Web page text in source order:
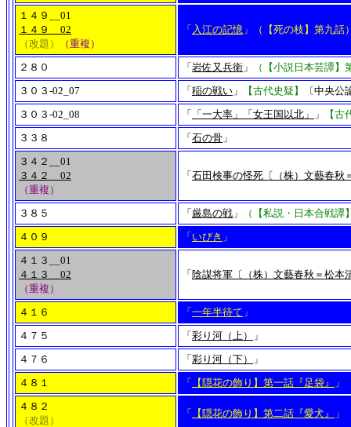
１４９__01
１４９__02
（改題）
（重複）
「 入江の記憶 」（【死の枝】第九
２８０ 「 岩佐又兵衛 」
（【小説日本芸譚】
３０３-02_07
「 稲の戦い 」 【古代史疑】
〔中央
３０３-02_08
「 「一大率」「女王国以北」 」
【古
３３８
「 石の骨 」
３４２__01
３４２__02
（重複）
「 石田検事の怪死〔（株）文藝春秋
３８５ 「 厳島の戦 」
（【私説・日本合戦譚
４０９
「 いびき 」
４１３__01
４１３__02
（重複）
「 陰謀将軍〔（株）文藝春秋＝松本
４１６ 「 一年半待て 」
４７５
「 彩り河（上）
」
４７６
「 彩り河（下）
」
４８１
「 【隠花の飾り】第一話『足袋』
」
４８２
（改題）
「 【隠花の飾り】第二話『愛犬』 」